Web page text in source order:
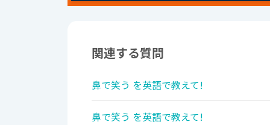
関連する質問
鼻で笑う を英語で教えて!
鼻で笑う を英語で教えて!